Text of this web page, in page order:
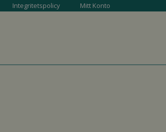
Integritetspolicy Mitt Konto